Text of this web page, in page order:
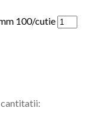
100/cutie
cantitatii: